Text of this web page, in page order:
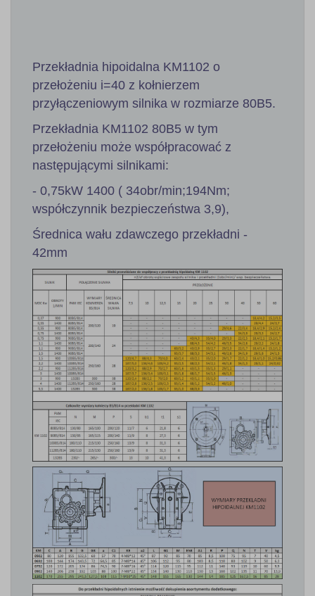
Przekładnia hipoidalna KM1102 o
przełożeniu i=40 z kołnierzem
przyłączeniowym silnika w rozmiarze 80B5.
Przekładnia KM1102 80B5 w tym
przełożeniu może współpracować z
następującymi silnikami:
- 0,75kW 1400 ( 34obr/min;194Nm;
współczynnik bezpieczeństwa 3,9),
Średnica wału zdawczego przekładni -
42mm